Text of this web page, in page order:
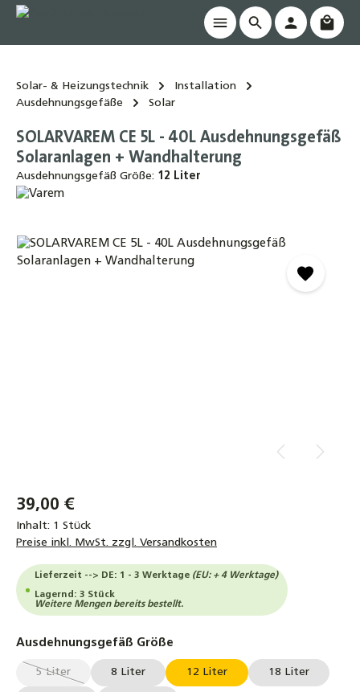
springen
Solar- & Heizungstechnik
Installation
Ausdehnungsgefäße
Solar
SOLARVAREM CE 5L - 40L Ausdehnungsgefäß
Solaranlagen + Wandhalterung
Ausdehnungsgefäß Größe: 12 Liter
Bildergalerie überspringen
39,00 €
Inhalt: 1 Stück
Preise inkl. MwSt. zzgl. Versandkosten
Lieferzeit --> DE: 1 - 3 Werktage (EU: + 4 Werktage)
Lagernd: 3 Stück
Weitere Mengen bereits bestellt.
Ausdehnungsgefäß Größe
5 Liter
(Diese Option ist zurzeit nicht verfügbar.)
8 Liter 12 Liter 18 Liter